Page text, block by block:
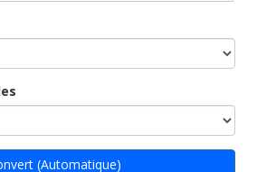
(Automatique)